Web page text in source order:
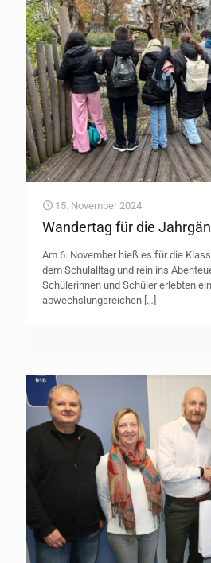
15. November 2024
Wandertag für die
Am 6. November hieß es für die
dem Schulalltag und rein ins
Schülerinnen und Schüler erlebten
abwechslungsreichen […]